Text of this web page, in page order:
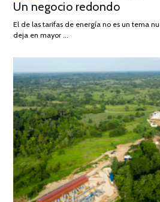
ON
DE
Un negocio redondo
El de las tarifas de energía no es un tema
deja en mayor …